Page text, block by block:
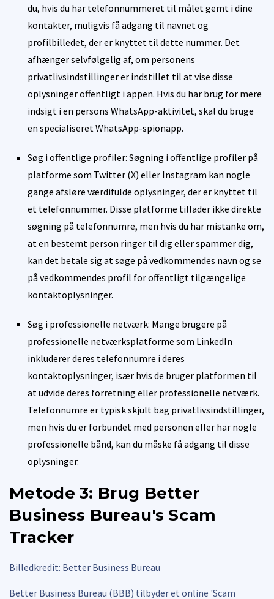
du, hvis du har telefonnummeret til målet gemt i dine
kontakter, muligvis få adgang til navnet og
profilbilledet, der er knyttet til dette nummer. Det
afhænger selvfølgelig af, om personens
privatlivsindstillinger er indstillet til at vise disse
oplysninger offentligt i appen. Hvis du har brug for mere
indsigt i en persons WhatsApp-aktivitet, skal du bruge
en specialiseret WhatsApp-spionapp.
Søg i offentlige profiler: Søgning i offentlige profiler på
platforme som Twitter (X) eller Instagram kan nogle
gange afsløre værdifulde oplysninger, der er knyttet til
et telefonnummer. Disse platforme tillader ikke direkte
søgning på telefonnumre, men hvis du har mistanke om,
at en bestemt person ringer til dig eller spammer dig,
kan det betale sig at søge på vedkommendes navn og se
på vedkommendes profil for offentligt tilgængelige
kontaktoplysninger.
Søg i professionelle netværk: Mange brugere på
professionelle netværksplatforme som LinkedIn
inkluderer deres telefonnumre i deres
kontaktoplysninger, især hvis de bruger platformen til
at udvide deres forretning eller professionelle netværk.
Telefonnumre er typisk skjult bag privatlivsindstillinger,
men hvis du er forbundet med personen eller har nogle
professionelle bånd, kan du måske få adgang til disse
oplysninger.
Metode 3: Brug Better
Business Bureau's Scam
Tracker
Billedkredit: Better Business Bureau
Better Business Bureau (BBB) tilbyder et online 'Scam